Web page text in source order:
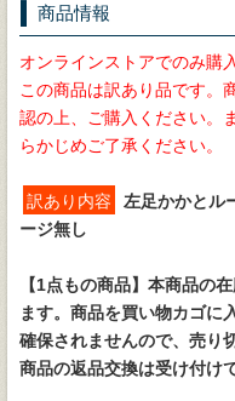
商品情報
オンラインストアでのみ購
この商品は訳あり品です。
認の上、ご購入ください。
らかじめご了承ください。
訳あり内容
左足かかとル
ージ無し
【1点もの商品】 本商品の
ます。商品を買い物カゴに
確保されませんので、売り
商品の返品交換は受け付け